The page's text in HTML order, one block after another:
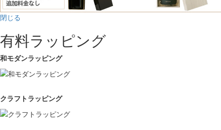
閉じる
有料ラッピング
和モダンラッピング
クラフトラッピング